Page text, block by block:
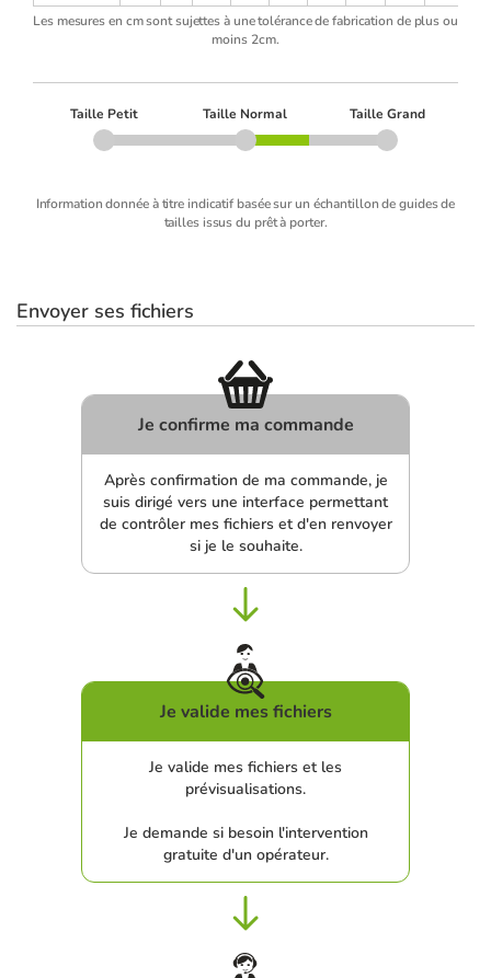
Les mesures en cm sont sujettes à une tolérance de fabrication de plus ou
moins 2cm.
Taille Petit Taille Normal Taille Grand
Information donnée à titre indicatif basée sur un échantillon de guides de
tailles issus du prêt à porter.
Envoyer ses fichiers
Je confirme ma commande
Après confirmation de ma commande, je
suis dirigé vers une interface permettant
de contrôler mes fichiers et d'en renvoyer
si je le souhaite.
Je valide mes fichiers
Je valide mes fichiers et les
prévisualisations.
Je demande si besoin l'intervention
gratuite d'un opérateur.